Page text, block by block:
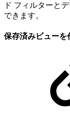
ド フィルターと
できます。
保存済みビューを